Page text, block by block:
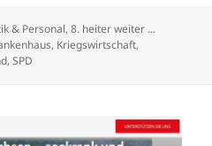
& Personal,8. heiter weiter ...
, Kriegswirtschaft,
,SPD